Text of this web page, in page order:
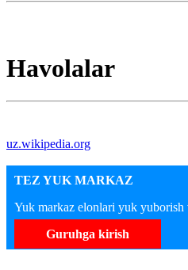
Havolalar
uz.wikipedia.org
TEZ YUK MARKAZ
Yuk markaz elonlari yuk yuborish
Guruhga kirish